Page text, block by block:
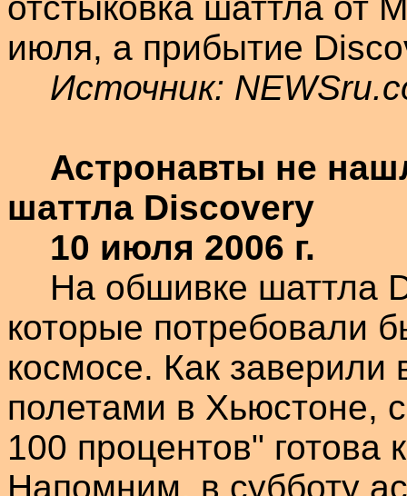
июля, а прибытие
Источник:
Астронавты не
шаттла Discovery
10 июля 2006 г.
На обшивке шаттла
которые потребовали
космосе. Как заверили
полетами в Хьюстоне,
100 процентов"
Напомним, в субботу